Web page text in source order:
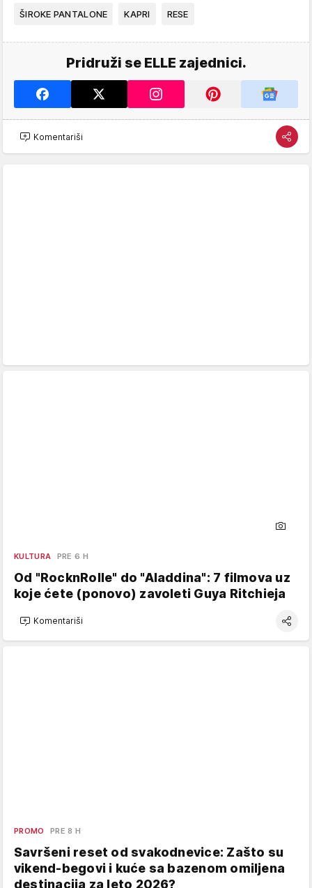
ŠIROKE PANTALONE KAPRI RESE
Pridruži se ELLE zajednici.
Komentariši
KULTURA PRE 6 H
Od "RocknRolle" do "Aladdina": 7 filmova uz
koje ćete (ponovo) zavoleti Guya Ritchieja
Komentariši
PROMO PRE 8 H
Savršeni reset od svakodnevice: Zašto su
vikend-begovi i kuće sa bazenom omiljena
destinacija za leto 2026?